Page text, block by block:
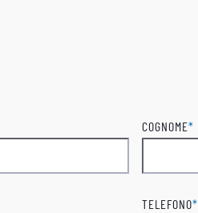
COGNOME*
TELEFONO*